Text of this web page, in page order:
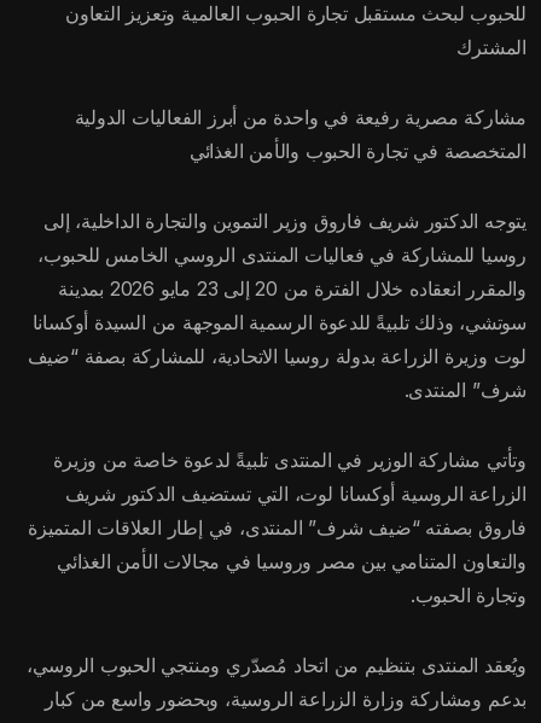
للحبوب لبحث مستقبل تجارة الحبوب العالمية وتعزيز التعاون
المشترك
مشاركة مصرية رفيعة في واحدة من أبرز الفعاليات الدولية
المتخصصة في تجارة الحبوب والأمن الغذائي
يتوجه الدكتور شريف فاروق وزير التموين والتجارة الداخلية، إلى
روسيا للمشاركة في فعاليات المنتدى الروسي الخامس للحبوب،
والمقرر انعقاده خلال الفترة من 20 إلى 23 مايو 2026 بمدينة
سوتشي، وذلك تلبيةً للدعوة الرسمية الموجهة من السيدة أوكسانا
لوت وزيرة الزراعة بدولة روسيا الاتحادية، للمشاركة بصفة “ضيف
شرف” المنتدى.
وتأتي مشاركة الوزير في المنتدى تلبيةً لدعوة خاصة من وزيرة
الزراعة الروسية أوكسانا لوت، التي تستضيف الدكتور شريف
فاروق بصفته “ضيف شرف” المنتدى، في إطار العلاقات المتميزة
والتعاون المتنامي بين مصر وروسيا في مجالات الأمن الغذائي
وتجارة الحبوب.
ويُعقد المنتدى بتنظيم من اتحاد مُصدّري ومنتجي الحبوب الروسي،
بدعم ومشاركة وزارة الزراعة الروسية، وبحضور واسع من كبار